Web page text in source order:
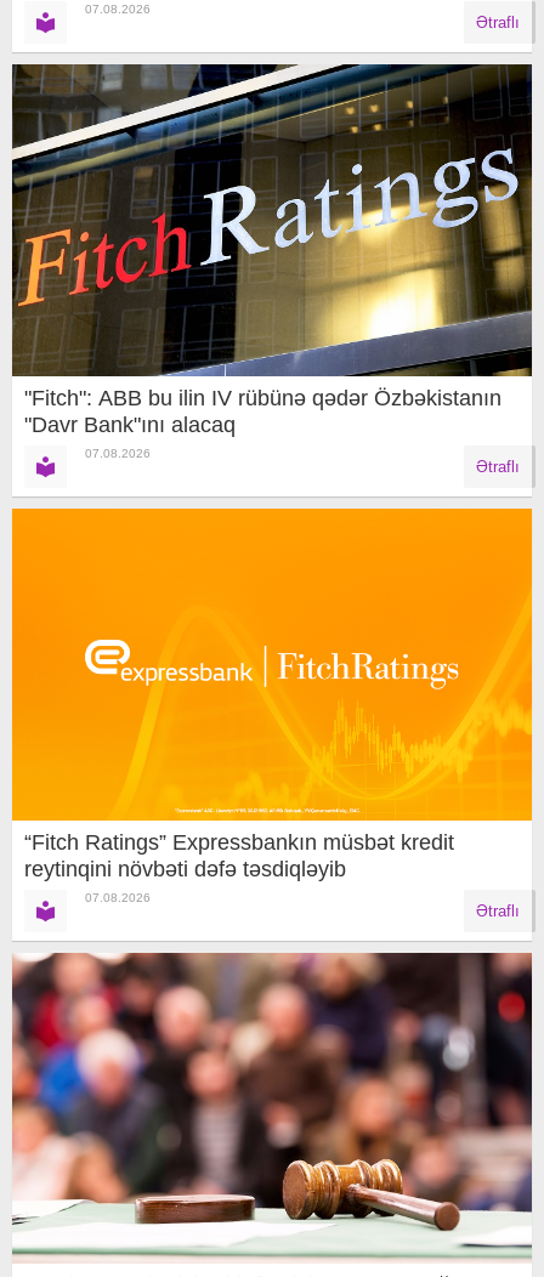
07.08.2026
Ətraflı
"Fitch": ABB bu ilin IV rübünə qədər Özbəkistanın
"Davr Bank"ını alacaq
07.08.2026
Ətraflı
“Fitch Ratings” Expressbankın müsbət kredit
reytinqini növbəti dəfə təsdiqləyib
07.08.2026
Ətraflı